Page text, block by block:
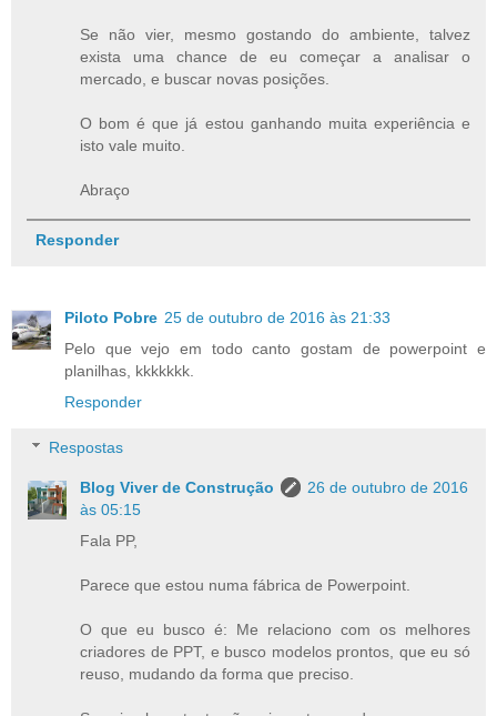
Se não vier, mesmo gostando do ambiente, talvez
exista uma chance de eu começar a analisar o
mercado, e buscar novas posições.
O bom é que já estou ganhando muita experiência e
isto vale muito.
Abraço
Responder
Piloto Pobre 25 de outubro de 2016 às 21:33
Pelo que vejo em todo canto gostam de powerpoint e
planilhas, kkkkkkk.
Responder
Respostas
Blog Viver de Construção
26 de outubro de 2016
às 05:15
Fala PP,
Parece que estou numa fábrica de Powerpoint.
O que eu busco é: Me relaciono com os melhores
criadores de PPT, e busco modelos prontos, que eu só
reuso, mudando da forma que preciso.